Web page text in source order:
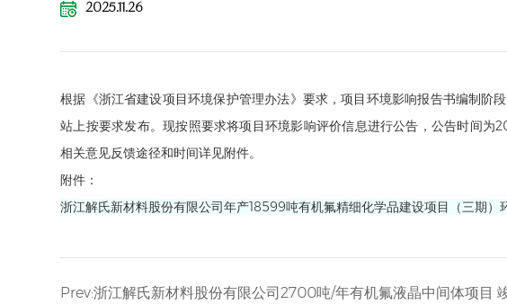
2025.11.26
根据《浙江省建设项目环境保护管理办法》要求，项目环境影响报告书编制阶
站上按要求发布。现按照要求将项目环境影响评价信息进行公告，公告时间为
相关意见反馈途径和时间详见附件。
附件：
浙江解氏新材料股份有限公司年产18599吨有机氟精细化学品建设项目（三期）
Prev:浙江解氏新材料股份有限公司2700吨/年有机氟液晶中间体项目